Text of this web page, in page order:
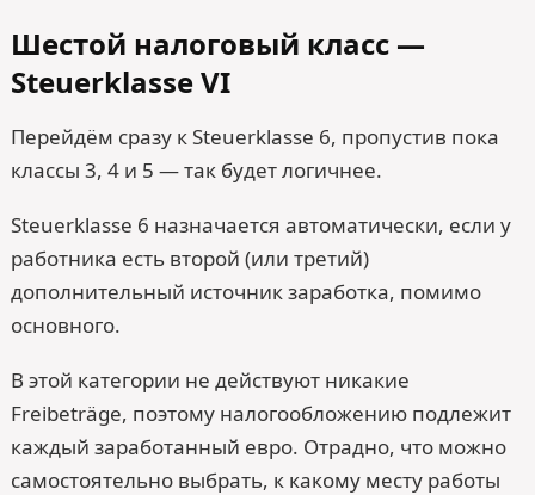
Шестой налоговый класс —
Steuerklasse VI
Перейдём сразу к Steuerklasse 6, пропустив пока
классы 3, 4 и 5 — так будет логичнее.
Steuerklasse 6 назначается автоматически, если у
работника есть второй (или третий)
дополнительный источник заработка, помимо
основного.
В этой категории не действуют никакие
Freibeträge, поэтому налогообложению подлежит
каждый заработанный евро. Отрадно, что можно
самостоятельно выбрать, к какому месту работы